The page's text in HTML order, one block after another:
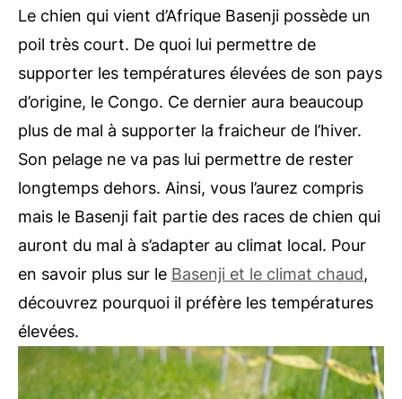
Le chien qui vient d’Afrique Basenji possède un
poil très court. De quoi lui permettre de
supporter les températures élevées de son pays
d’origine, le Congo. Ce dernier aura beaucoup
plus de mal à supporter la fraicheur de l’hiver.
Son pelage ne va pas lui permettre de rester
longtemps dehors. Ainsi, vous l’aurez compris
mais le Basenji fait partie des races de chien qui
auront du mal à s’adapter au climat local. Pour
en savoir plus sur le Basenji et le climat chaud,
découvrez pourquoi il préfère les températures
élevées.